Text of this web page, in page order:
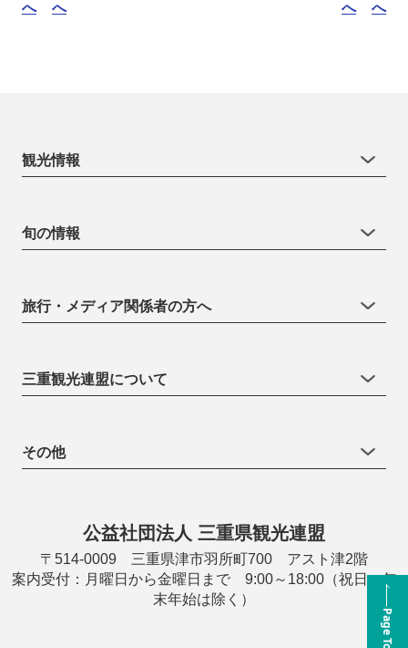
へ
へ
へ
へ
Page Top
観光情報
旬の情報
旅行・メディア関係者の方へ
三重観光連盟について
その他
公益社団法人 三重県観光連盟
〒514-0009 三重県津市羽所町700 アスト津2階
案内受付：月曜日から金曜日まで 9:00～18:00（祝日・年
末年始は除く）